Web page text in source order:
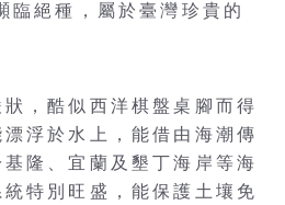
臨絕種，屬於臺灣珍貴的
，酷似西洋棋盤桌腳而得
浮於水上，能借由海潮傳
隆、宜蘭及墾丁海岸等海
特別旺盛，能保護土壤免